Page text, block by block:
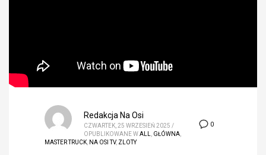
0
Redakcja Na Osi
CZWARTEK, 25 WRZESIEŃ 2025 /
OPUBLIKOWANE WALL GŁÓWNA
MASTER TRUCK NA OSI TV, ZLOTY